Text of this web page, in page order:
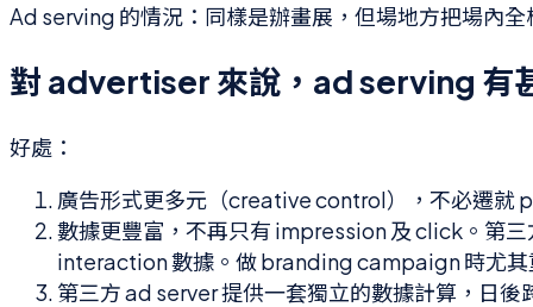
Ad serving 的情況：同樣是辦畫展，但場地方把場內
對 advertiser 來說，ad serving 有
好處：
廣告形式更多元（creative control），不必遷就
數據更豐富，不再只有 impression 及 click。第
interaction 數據。做 branding campaign 時尤
第三方 ad server 提供一套獨立的數據計算，日